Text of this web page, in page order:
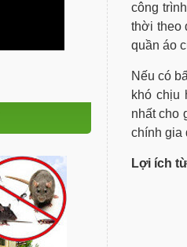
công
thời theo
quần áo
Nếu có
khó chịu
nhất cho
chính gia
Lợi ích